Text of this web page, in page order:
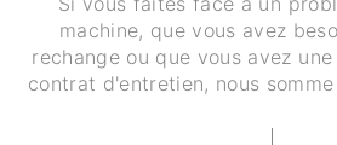
machine, que vous avez
rechange ou que vous avez
contrat d'entretien, nous